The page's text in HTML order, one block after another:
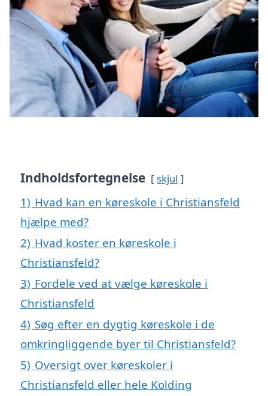
Indholdsfortegnelse skjul
1) Hvad kan en køreskole i Christiansfeld
hjælpe med?
2) Hvad koster en køreskole i
Christiansfeld?
3) Fordele ved at vælge køreskole i
Christiansfeld
4) Søg efter en dygtig køreskole i de
omkringliggende byer til Christiansfeld?
5) Oversigt over køreskoler i
Christiansfeld eller hele Kolding